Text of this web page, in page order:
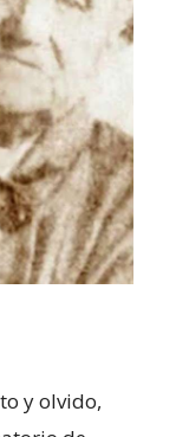
y olvido,